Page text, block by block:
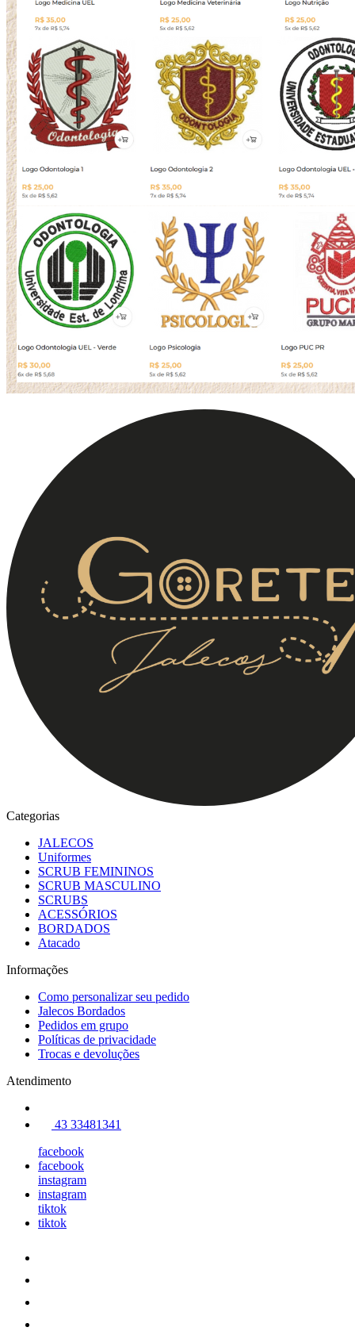
Categorias
JALECOS
Uniformes
SCRUB FEMININOS
SCRUB MASCULINO
SCRUBS
ACESSÓRIOS
BORDADOS
Atacado
Informações
Como personalizar seu pedido
Jalecos Bordados
Pedidos em grupo
Políticas de privacidade
Trocas e devoluções
Atendimento
43 33481341
facebook
facebook
instagram
instagram
tiktok
tiktok